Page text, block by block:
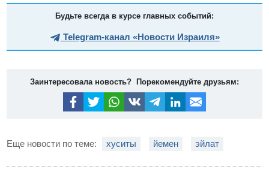
Будьте всегда в курсе главных событий:
Telegram-канал «Новости Израиля»
Заинтересовала новость? Порекомендуйте друзьям:
Еще новости по теме: хуситы йемен эйлат